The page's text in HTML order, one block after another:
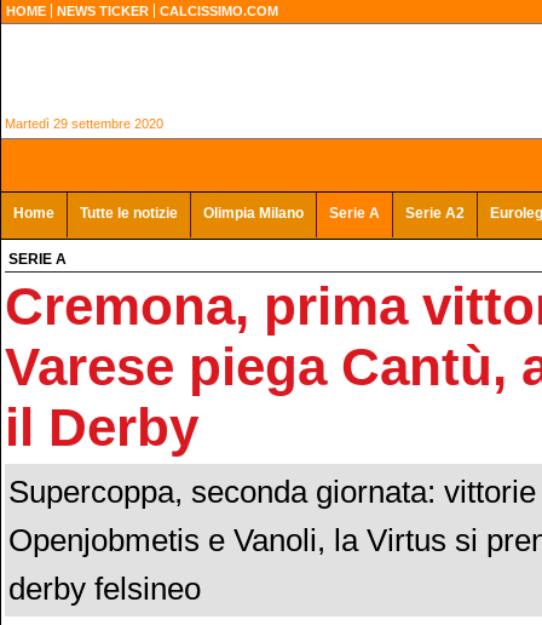
HOME NEWS TICKER CALCISSIMO.COM
Martedì 29 settembre 2020
Home Tutte le notizie Olimpia Milano Serie A Serie A2
SERIE A
Cremona, prima
Varese piega Cantù,
il Derby
Supercoppa, seconda giornata:
Openjobmetis e Vanoli, la Virtus si
derby felsineo